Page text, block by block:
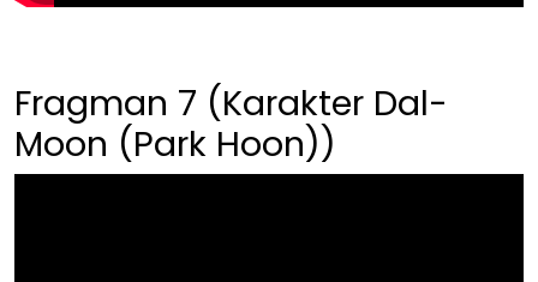
Fragman 7 (Karakter Dal-
Moon (Park Hoon))